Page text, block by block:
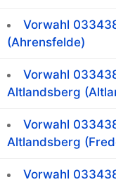
Vorwahl
(Ahrensfelde)
Vorwahl
Altlandsberg
Vorwahl
Altlandsberg
Vorwahl